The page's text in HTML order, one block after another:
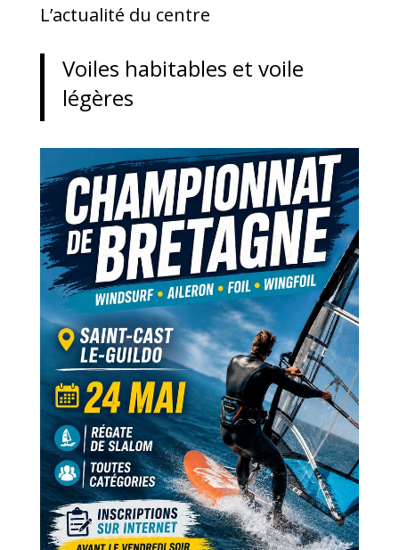
L’actualité du centre
Voiles habitables et voile
légères